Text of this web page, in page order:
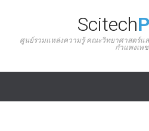
Scitech
ศูนย์รวมแหล่งความรู้ คณะวิทยาศาสตร์แ
กำแพงเพ